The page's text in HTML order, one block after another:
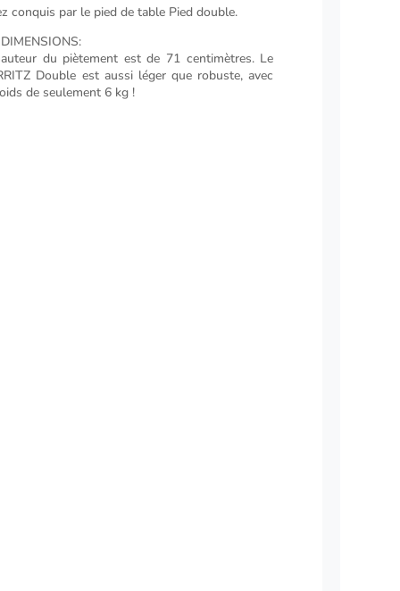
conquis par le pied de table Pied double.
du piètement est de 71 centimètres. Le
Double est aussi léger que robuste, avec
de seulement 6 kg !